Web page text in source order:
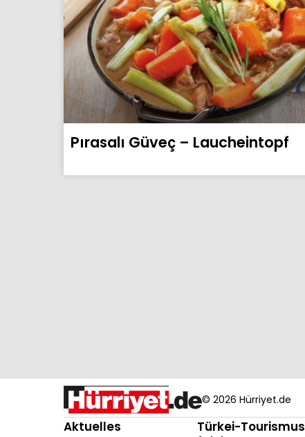
Pırasalı Güveç – Laucheintopf
© 2026 Hürriyet.de
Aktuelles Türkei-Tourismus